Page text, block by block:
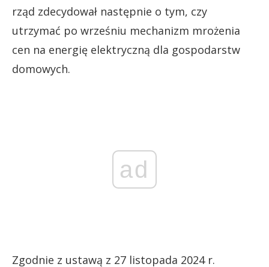
rząd zdecydował następnie o tym, czy
utrzymać po wrześniu mechanizm mrożenia
cen na energię elektryczną dla gospodarstw
domowych.
ad
Zgodnie z ustawą z 27 listopada 2024 r.